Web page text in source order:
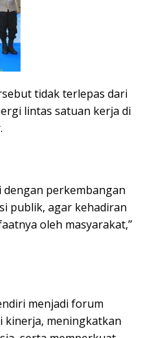
tidak terlepas dari
lintas satuan kerja di
dengan perkembangan
publik, agar kehadiran
oleh masyarakat,”
menjadi forum
kinerja, meningkatkan